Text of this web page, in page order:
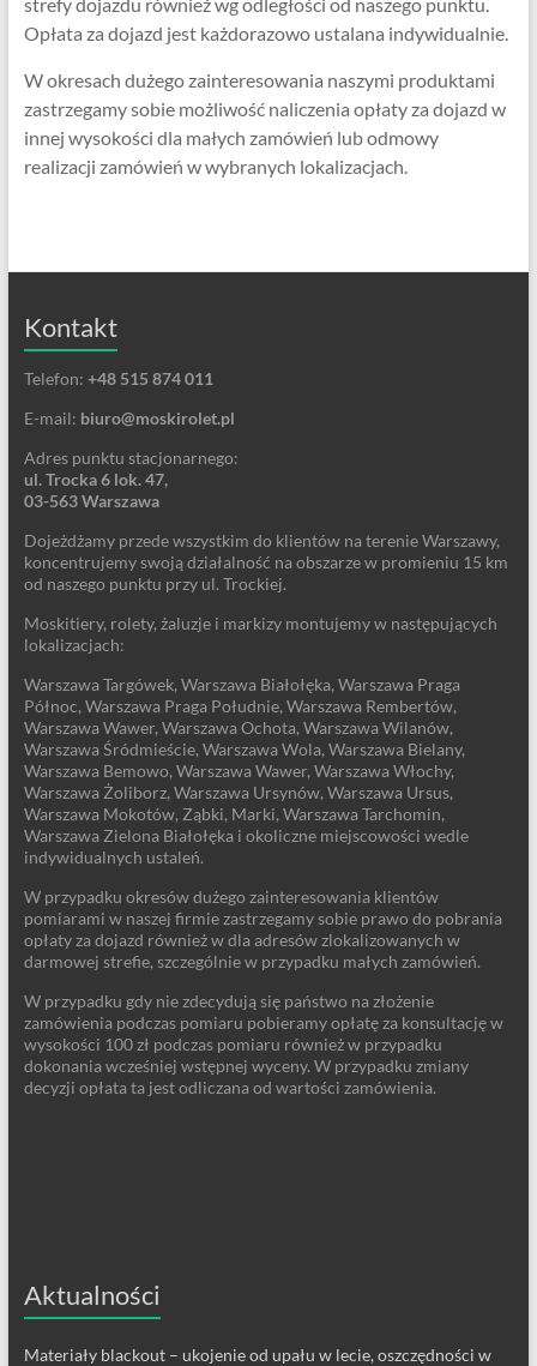
Opłata za dojazd jest każdorazowo ustalana indywidualnie.
W okresach dużego zainteresowania naszymi produktami
zastrzegamy sobie możliwość naliczenia opłaty za dojazd w
innej wysokości dla małych zamówień lub odmowy
realizacji zamówień w wybranych lokalizacjach.
Kontakt
Telefon: +48 515 874 011
E-mail: biuro@moskirolet.pl
Adres punktu stacjonarnego:
ul. Trocka 6 lok. 47,
03-563 Warszawa
Dojeżdżamy przede wszystkim do klientów na terenie Warszawy,
koncentrujemy swoją działalność na obszarze w promieniu 15 km
od naszego punktu przy ul. Trockiej.
Moskitiery, rolety, żaluzje i markizy montujemy w następujących
lokalizacjach:
Warszawa Targówek, Warszawa Białołęka, Warszawa Praga
Północ, Warszawa Praga Południe, Warszawa Rembertów,
Warszawa Wawer, Warszawa Ochota, Warszawa Wilanów,
Warszawa Śródmieście, Warszawa Wola, Warszawa Bielany,
Warszawa Bemowo, Warszawa Wawer, Warszawa Włochy,
Warszawa Żoliborz, Warszawa Ursynów, Warszawa Ursus,
Warszawa Mokotów, Ząbki, Marki, Warszawa Tarchomin,
Warszawa Zielona Białołęka i okoliczne miejscowości wedle
indywidualnych ustaleń.
W przypadku okresów dużego zainteresowania klientów
pomiarami w naszej firmie zastrzegamy sobie prawo do pobrania
opłaty za dojazd również w dla adresów zlokalizowanych w
darmowej strefie, szczególnie w przypadku małych zamówień.
W przypadku gdy nie zdecydują się państwo na złożenie
zamówienia podczas pomiaru pobieramy opłatę za konsultację w
wysokości 100 zł podczas pomiaru również w przypadku
dokonania wcześniej wstępnej wyceny. W przypadku zmiany
decyzji opłata ta jest odliczana od wartości zamówienia.
Aktualności
Materiały blackout – ukojenie od upału w lecie, oszczędności w